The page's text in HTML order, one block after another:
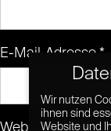
E-Mail-Adresse *
Website
Wir nutzen
ihnen sind
Website und